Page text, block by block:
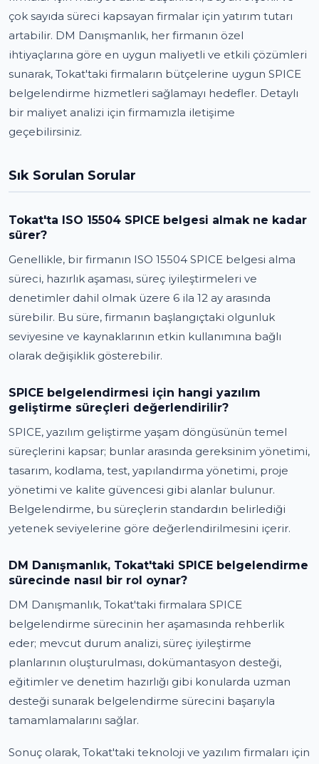
çok sayıda süreci kapsayan firmalar için yatırım tutarı
artabilir. DM Danışmanlık, her firmanın özel
ihtiyaçlarına göre en uygun maliyetli ve etkili çözümleri
sunarak, Tokat'taki firmaların bütçelerine uygun SPICE
belgelendirme hizmetleri sağlamayı hedefler. Detaylı
bir maliyet analizi için firmamızla iletişime
geçebilirsiniz.
Sık Sorulan Sorular
Tokat'ta ISO 15504 SPICE belgesi almak ne kadar
sürer?
Genellikle, bir firmanın ISO 15504 SPICE belgesi alma
süreci, hazırlık aşaması, süreç iyileştirmeleri ve
denetimler dahil olmak üzere 6 ila 12 ay arasında
sürebilir. Bu süre, firmanın başlangıçtaki olgunluk
seviyesine ve kaynaklarının etkin kullanımına bağlı
olarak değişiklik gösterebilir.
SPICE belgelendirmesi için hangi yazılım
geliştirme süreçleri değerlendirilir?
SPICE, yazılım geliştirme yaşam döngüsünün temel
süreçlerini kapsar; bunlar arasında gereksinim yönetimi,
tasarım, kodlama, test, yapılandırma yönetimi, proje
yönetimi ve kalite güvencesi gibi alanlar bulunur.
Belgelendirme, bu süreçlerin standardın belirlediği
yetenek seviyelerine göre değerlendirilmesini içerir.
DM Danışmanlık, Tokat'taki SPICE belgelendirme
sürecinde nasıl bir rol oynar?
DM Danışmanlık, Tokat'taki firmalara SPICE
belgelendirme sürecinin her aşamasında rehberlik
eder; mevcut durum analizi, süreç iyileştirme
planlarının oluşturulması, dokümantasyon desteği,
eğitimler ve denetim hazırlığı gibi konularda uzman
desteği sunarak belgelendirme sürecini başarıyla
tamamlamalarını sağlar.
Sonuç olarak, Tokat'taki teknoloji ve yazılım firmaları için